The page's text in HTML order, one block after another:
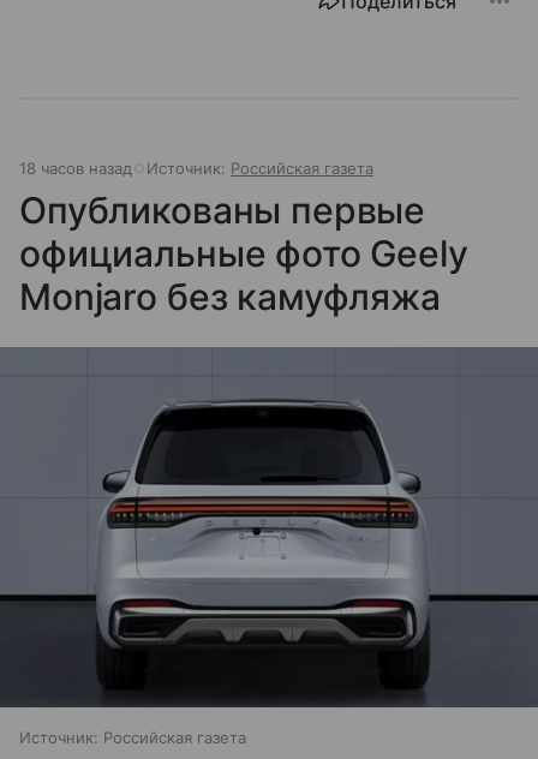
18 часов назад Источник: Российская газета
Опубликованы первые
официальные фото Geely
Monjaro без камуфляжа
Источник: Российская газета